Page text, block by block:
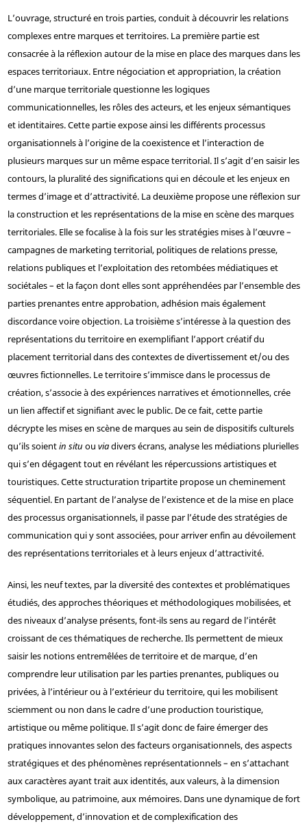
L’ouvrage, structuré en trois parties, conduit à découvrir les relations
complexes entre marques et territoires. La première partie est
consacrée à la réflexion autour de la mise en place des marques dans les
espaces territoriaux. Entre négociation et appropriation, la création
d’une marque territoriale questionne les logiques
communicationnelles, les rôles des acteurs, et les enjeux sémantiques
et identitaires. Cette partie expose ainsi les différents processus
organisationnels à l’origine de la coexistence et l’interaction de
plusieurs marques sur un même espace territorial. Il s’agit d’en saisir les
contours, la pluralité des significations qui en découle et les enjeux en
termes d’image et d’attractivité. La deuxième propose une réflexion sur
la construction et les représentations de la mise en scène des marques
territoriales. Elle se focalise à la fois sur les stratégies mises à l’œuvre –
campagnes de marketing territorial, politiques de relations presse,
relations publiques et l’exploitation des retombées médiatiques et
sociétales – et la façon dont elles sont appréhendées par l’ensemble des
parties prenantes entre approbation, adhésion mais également
discordance voire objection. La troisième s’intéresse à la question des
représentations du territoire en exemplifiant l’apport créatif du
placement territorial dans des contextes de divertissement et/ou des
œuvres fictionnelles. Le territoire s’immisce dans le processus de
création, s’associe à des expériences narratives et émotionnelles, crée
un lien affectif et signifiant avec le public. De ce fait, cette partie
décrypte les mises en scène de marques au sein de dispositifs culturels
qu’ils soientin situ ou viadivers écrans, analyse les médiations plurielles
qui s’en dégagent tout en révélant les répercussions artistiques et
touristiques. Cette structuration tripartite propose un cheminement
séquentiel. En partant de l’analyse de l’existence et de la mise en place
des processus organisationnels, il passe par l’étude des stratégies de
communication qui y sont associées, pour arriver enfin au dévoilement
des représentations territoriales et à leurs enjeux d’attractivité.
Ainsi, les neuf textes, par la diversité des contextes et problématiques
étudiés, des approches théoriques et méthodologiques mobilisées, et
des niveaux d’analyse présents, font-ils sens au regard de l’intérêt
croissant de ces thématiques de recherche. Ils permettent de mieux
saisir les notions entremêlées de territoire et de marque, d’en
comprendre leur utilisation par les parties prenantes, publiques ou
privées, à l’intérieur ou à l’extérieur du territoire, qui les mobilisent
sciemment ou non dans le cadre d’une production touristique,
artistique ou même politique. Il s’agit donc de faire émerger des
pratiques innovantes selon des facteurs organisationnels, des aspects
stratégiques et des phénomènes représentationnels – en s’attachant
aux caractères ayant trait aux identités, aux valeurs, à la dimension
symbolique, au patrimoine, aux mémoires. Dans une dynamique de fort
développement, d’innovation et de complexification des